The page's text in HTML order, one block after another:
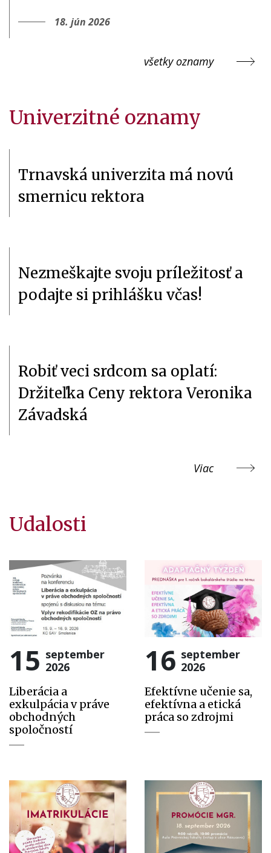
18. jún 2026
všetky oznamy
Univerzitné oznamy
Trnavská univerzita má novú
smernicu rektora
Nezmeškajte svoju príležitosť a
podajte si prihlášku včas!
Robiť veci srdcom sa oplatí:
Držiteľka Ceny rektora Veronika
Závadská
Viac
Udalosti
15 september
2026
Liberácia a
exkulpácia v práve
obchodných
spoločností
16 september
2026
Efektívne učenie sa,
efektívna a etická
práca so zdrojmi